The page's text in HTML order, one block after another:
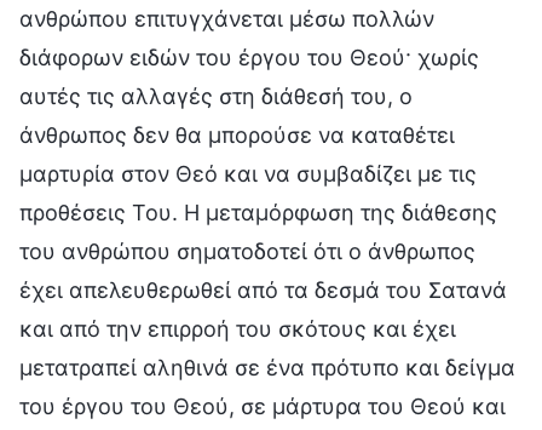
ανθρώπου επιτυγχάνεται μέσω πολλών
διάφορων ειδών του έργου του Θεού· χωρίς
αυτές τις αλλαγές στη διάθεσή του, ο
άνθρωπος δεν θα μπορούσε να καταθέτει
μαρτυρία στον Θεό και να συμβαδίζει με τις
προθέσεις Του. Η μεταμόρφωση της διάθεσης
του ανθρώπου σηματοδοτεί ότι ο άνθρωπος
έχει απελευθερωθεί από τα δεσμά του Σατανά
και από την επιρροή του σκότους και έχει
μετατραπεί αληθινά σε ένα πρότυπο και δείγμα
του έργου του Θεού, σε μάρτυρα του Θεού και